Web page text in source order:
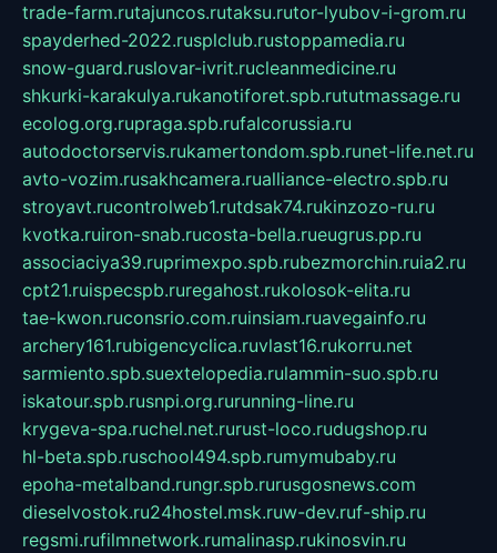
trade-farm.rutajuncos.rutaksu.rutor-lyubov-i-grom.ru
spayderhed-2022.rusplclub.rustoppamedia.ru
snow-guard.ruslovar-ivrit.rucleanmedicine.ru
shkurki-karakulya.rukanotiforet.spb.rututmassage.ru
ecolog.org.rupraga.spb.rufalcorussia.ru
autodoctorservis.rukamertondom.spb.runet-life.net.ru
avto-vozim.rusakhcamera.rualliance-electro.spb.ru
stroyavt.rucontrolweb1.rutdsak74.rukinzozo-ru.ru
kvotka.ruiron-snab.rucosta-bella.rueugrus.pp.ru
associaciya39.ruprimexpo.spb.rubezmorchin.ruia2.ru
cpt21.ruispecspb.ruregahost.rukolosok-elita.ru
tae-kwon.ruconsrio.com.ruinsiam.ruavegainfo.ru
archery161.rubigencyclica.ruvlast16.rukorru.net
sarmiento.spb.suextelopedia.rulammin-suo.spb.ru
iskatour.spb.rusnpi.org.rurunning-line.ru
krygeva-spa.ruchel.net.rurust-loco.rudugshop.ru
hl-beta.spb.ruschool494.spb.rumymubaby.ru
epoha-metalband.rungr.spb.rurusgosnews.com
dieselvostok.ru24hostel.msk.ruw-dev.ruf-ship.ru
regsmi.rufilmnetwork.rumalinasp.rukinosvin.ru